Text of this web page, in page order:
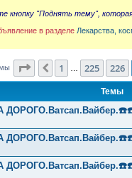
кнопку "Поднять тему",
в разделе Лекарства,
Страница 227из 431
Пред.
1 225 226
Темы